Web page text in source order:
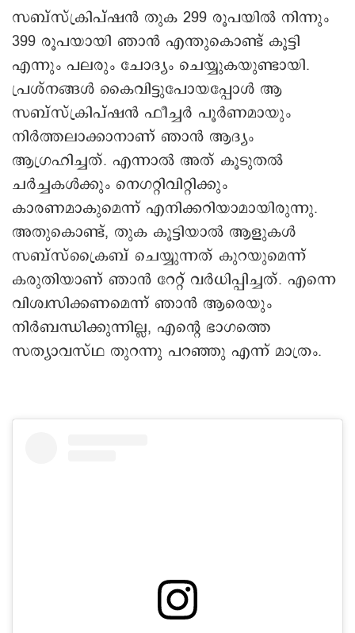
സബ്‌സ്‌ക്രിപ്ഷൻ തുക 299 രൂപയിൽ നിന്നും
399 രൂപയായി ഞാൻ എന്തുകൊണ്ട് കൂട്ടി
എന്നും പലരും ചോദ്യം ചെയ്യുകയുണ്ടായി.
പ്രശ്നങ്ങൾ കൈവിട്ടുപോയപ്പോൾ ആ
സബ്‌സ്‌ക്രിപ്ഷൻ ഫീച്ചർ പൂർണമായും
നിർത്തലാക്കാനാണ് ഞാൻ ആദ്യം
ആഗ്രഹിച്ചത്. എന്നാൽ അത് കൂടുതൽ
ചർച്ചകൾക്കും നെഗറ്റിവിറ്റിക്കും
കാരണമാകുമെന്ന് എനിക്കറിയാമായിരുന്നു.
അതുകൊണ്ട്, തുക കൂട്ടിയാൽ ആളുകൾ
സബ്സ്ക്രൈബ് ചെയ്യുന്നത് കുറയുമെന്ന്
കരുതിയാണ് ഞാൻ റേറ്റ് വർധിപ്പിച്ചത്. എന്നെ
വിശ്വസിക്കണമെന്ന് ഞാൻ ആരെയും
നിർബന്ധിക്കുന്നില്ല, എന്റെ ഭാഗത്തെ
സത്യാവസ്ഥ തുറന്നു പറഞ്ഞു എന്ന് മാത്രം.